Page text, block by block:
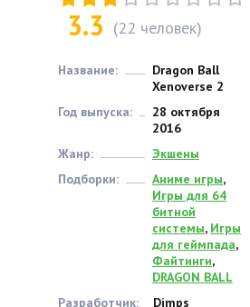
3.3 (22 человек)
Название:
Dragon Ball
Xenoverse 2
Год выпуска:
28 октября
2016
Жанр:
Экшены
Подборки:
Аниме игры,
Игры для 64
битной
системы, Игры
для геймпада,
Файтинги,
DRAGON BALL
Разработчик:
Dimps